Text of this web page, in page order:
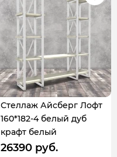
Стеллаж Айсберг Лофт
160*182-4 белый дуб
крафт белый
26390 руб.